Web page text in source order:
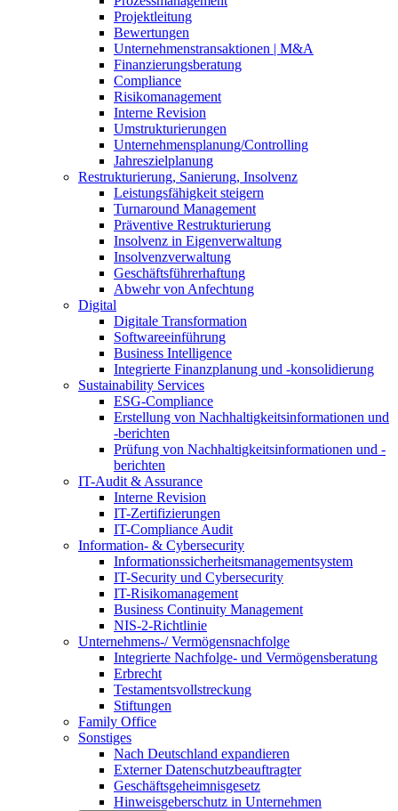
Projektleitung
Bewertungen
Unternehmenstransaktionen | M&A
Finanzierungsberatung
Compliance
Risikomanagement
Interne Revision
Umstrukturierungen
Unternehmensplanung/Controlling
Jahreszielplanung
Restrukturierung, Sanierung, Insolvenz
Leistungsfähigkeit steigern
Turnaround Management
Präventive Restrukturierung
Insolvenz in Eigenverwaltung
Insolvenzverwaltung
Geschäftsführerhaftung
Abwehr von Anfechtung
Digital
Digitale Transformation
Softwareeinführung
Business Intelligence
Integrierte Finanzplanung und -konsolidierung
Sustainability Services
ESG-Compliance
Erstellung von Nachhaltigkeitsinformationen und
-berichten
Prüfung von Nachhaltigkeitsinformationen und -
berichten
IT-Audit & Assurance
Interne Revision
IT-Zertifizierungen
IT-Compliance Audit
Information- & Cybersecurity
Informationssicherheitsmanagementsystem
IT-Security und Cybersecurity
IT-Risikomanagement
Business Continuity Management
NIS-2-Richtlinie
Unternehmens-/Vermögensnachfolge
Integrierte Nachfolge- und Vermögensberatung
Erbrecht
Testamentsvollstreckung
Stiftungen
Family Office
Sonstiges
Nach Deutschland expandieren
Externer Datenschutzbeauftragter
Geschäftsgeheimnisgesetz
Hinweisgeberschutz in Unternehmen